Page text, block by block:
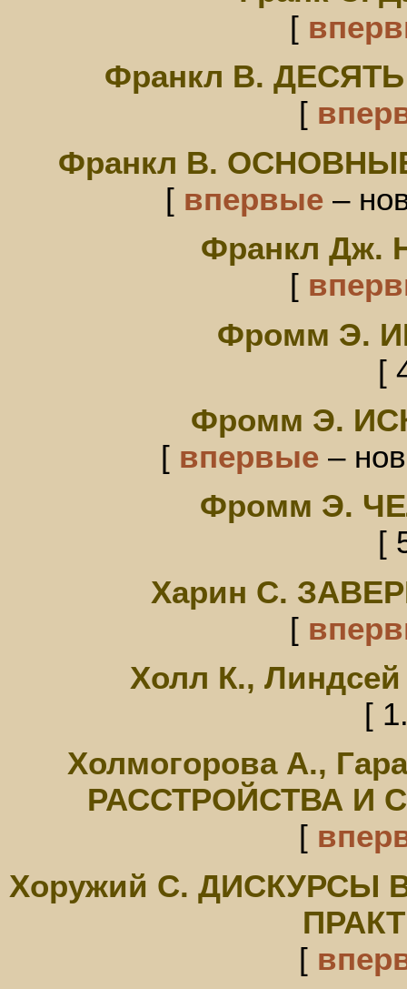
[
Франкл В.
[
Франкл В.
[ впервые–
Франкл Дж.
[
Фромм Э.
[
Фромм Э.
[ впервые –
Фромм Э.
[
Харин С.
[
Холл К.,
[
Холмогорова А.,
РАССТРОЙСТВА И
[
Хоружий С. ДИСКУРСЫ
[